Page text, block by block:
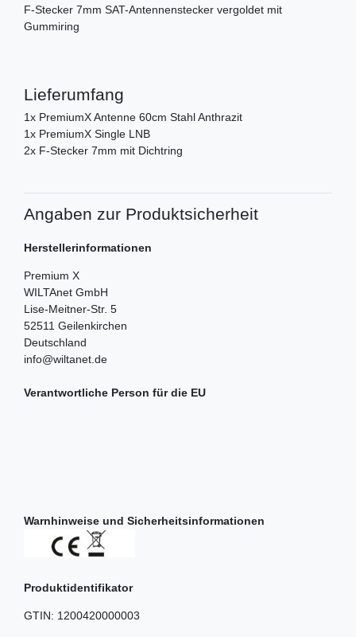
F-Stecker 7mm SAT-Antennenstecker vergoldet mit
Gummiring
Lieferumfang
1x PremiumX Antenne 60cm Stahl Anthrazit
1x PremiumX Single LNB
2x F-Stecker 7mm mit Dichtring
Angaben zur Produktsicherheit
Herstellerinformationen
Premium X
WILTAnet GmbH
Lise-Meitner-Str. 5
52511 Geilenkirchen
Deutschland
info@wiltanet.de
Verantwortliche Person für die EU
Warnhinweise und Sicherheitsinformationen
Produktidentifikator
GTIN: 1200420000003